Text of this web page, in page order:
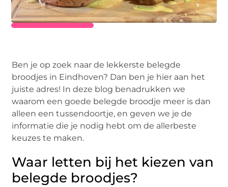
Ben je op zoek naar de lekkerste belegde
broodjes in Eindhoven? Dan ben je hier aan het
juiste adres! In deze blog benadrukken we
waarom een goede belegde broodje meer is dan
alleen een tussendoortje, en geven we je de
informatie die je nodig hebt om de allerbeste
keuzes te maken.
Waar letten bij het kiezen van
belegde broodjes?